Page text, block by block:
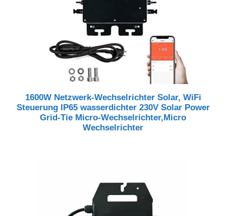
1600W Netzwerk-Wechselrichter Solar, WiFi
Steuerung IP65 wasserdichter 230V Solar Power
Grid-Tie Micro-Wechselrichter,Micro
Wechselrichter